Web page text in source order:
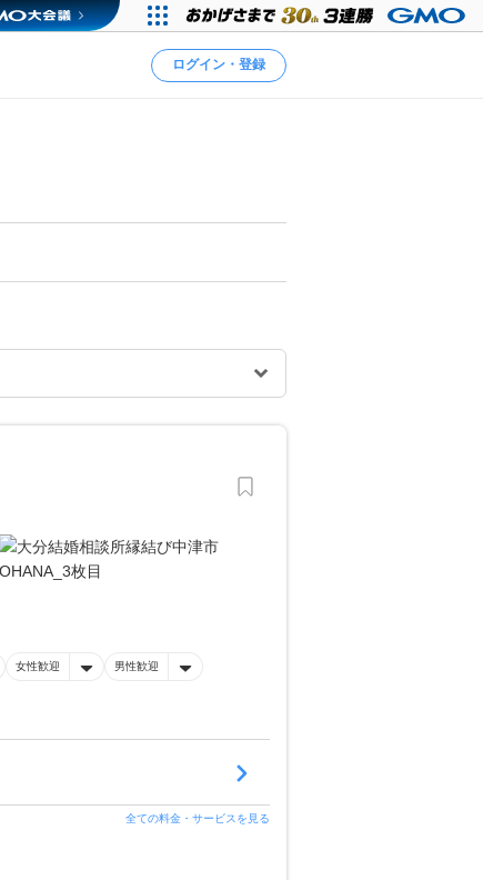
ログイン・登録
女性歓迎 男性歓迎
全ての料金・サービスを見る